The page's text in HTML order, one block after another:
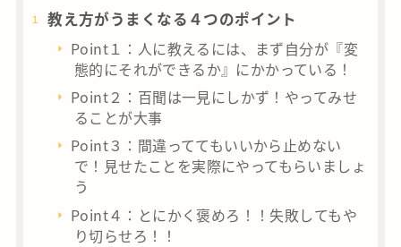
教え方がうまくなる４つのポイント
Point１：人に教えるには、まず自分が『変
態的にそれができるか』にかかっている！
Point２：百聞は一見にしかず！やってみせ
ることが大事
Point３：間違っててもいいから止めない
で！見せたことを実際にやってもらいましょ
う
Point４：とにかく褒めろ！！失敗してもや
り切らせろ！！